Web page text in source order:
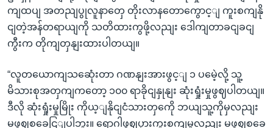
ကျထပျ အတညျပွုလူနာတှေ တိုးလာနတောကွောင့ျ ကူးစကျနို
ငျတဲ့အန်တရာယျကို သတိထားကွဖို့လညျး ဒေါကျတာခငျခငျ
ကွီးက တိုကျတှနျးထားပါတယျ။
“လူတယောကျသဆေုံးတာ ဂဏနျးအားဖွင့ျ ၁ ပမေဲ့လို့ သူ့
မိသားစုအတှကျကတော့ ၁၀၀ ရာခိုငျနှုနျး ဆုံးရှုံးမှုဖွဈပါတယျ။
ဒီလို ဆုံးရှုံးမှုမြိုး ကိုယ့ျနိုငျငံသားတှကေို ဘယျသူ့ကိုမှလညျး
မဖွဈစခေငြျပါဘူး။ ရောဂါဖွဈပှားကူးစကျမှုလညျး မဖွဈစခေ